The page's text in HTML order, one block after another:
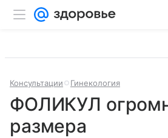
Консультации Гинекология
ФОЛИКУЛ
размера